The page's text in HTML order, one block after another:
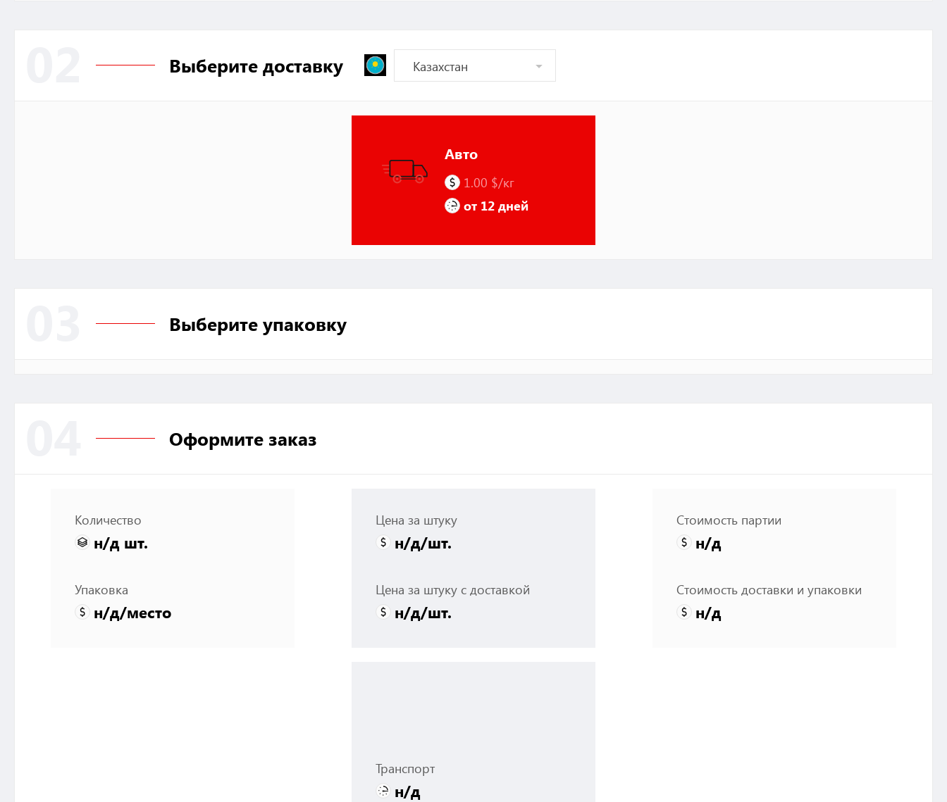
Выберите доставку
Авто
1.00 $/кг
от 12 дней
Выберите упаковку
Оформите заказ
Количество
н/дшт.
Упаковка
н/д/место
Цена за штуку
н/д/шт.
Цена за штуку с доставкой
н/д/шт.
Стоимость партии
н/д
Стоимость доставки и упаковки
н/д
Транспорт
н/д